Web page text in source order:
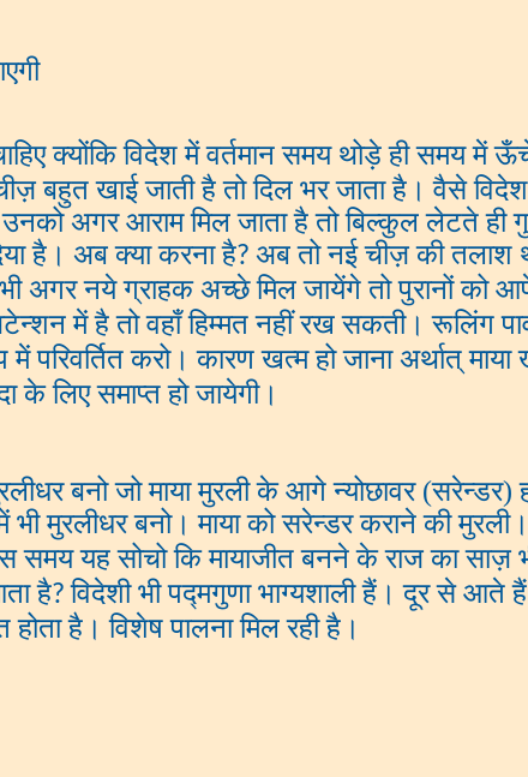
क्योंकि विदेश में वर्तमान समय थोड़े ही समय
खाई जाती है तो दिल भर जाता है। वैसे
अगर आराम मिल जाता है तो बिल्कुल लेटते ही
है। अब क्या करना है? अब तो नई चीज़ की तलाश
भी अगर नये ग्राहक अच्छे मिल जायेंगे तो पुरानों को
में है तो वहाँ हिम्मत नहीं रख सकती। रूलिंग
परिवर्तित करो। कारण खत्म हो जाना अर्थात्
लिए समाप्त हो जायेगी।
बनो जो माया मुरली के आगे न्योछावर (सरेन्डर)
मुरलीधर बनो। माया को सरेन्डर कराने की
यह सोचो कि मायाजीत बनने के राज का साज़
है?विदेशी भी पद्मगुणा भाग्यशाली हैं। दूर से आते
है। विशेष पालना मिल रही है।